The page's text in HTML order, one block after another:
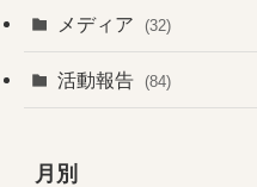
メディア (32)
活動報告 (84)
月別